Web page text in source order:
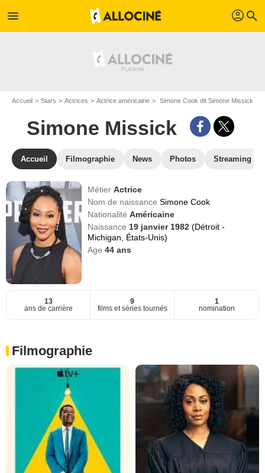
menu profil search
Accueil Stars Actrices Actrice américaine Simone Cook dit Simone Missick
Simone Missick
Accueil Filmographie News Photos Streaming
MétierActrice
Nom de naissanceSimone Cook
NationalitéAméricaine
Naissance 19 janvier 1982(Détroit -
Michigan, États-Unis)
Age44 ans
13
ans de carrière
9
films et séries tournés
1
nomination
Filmographie